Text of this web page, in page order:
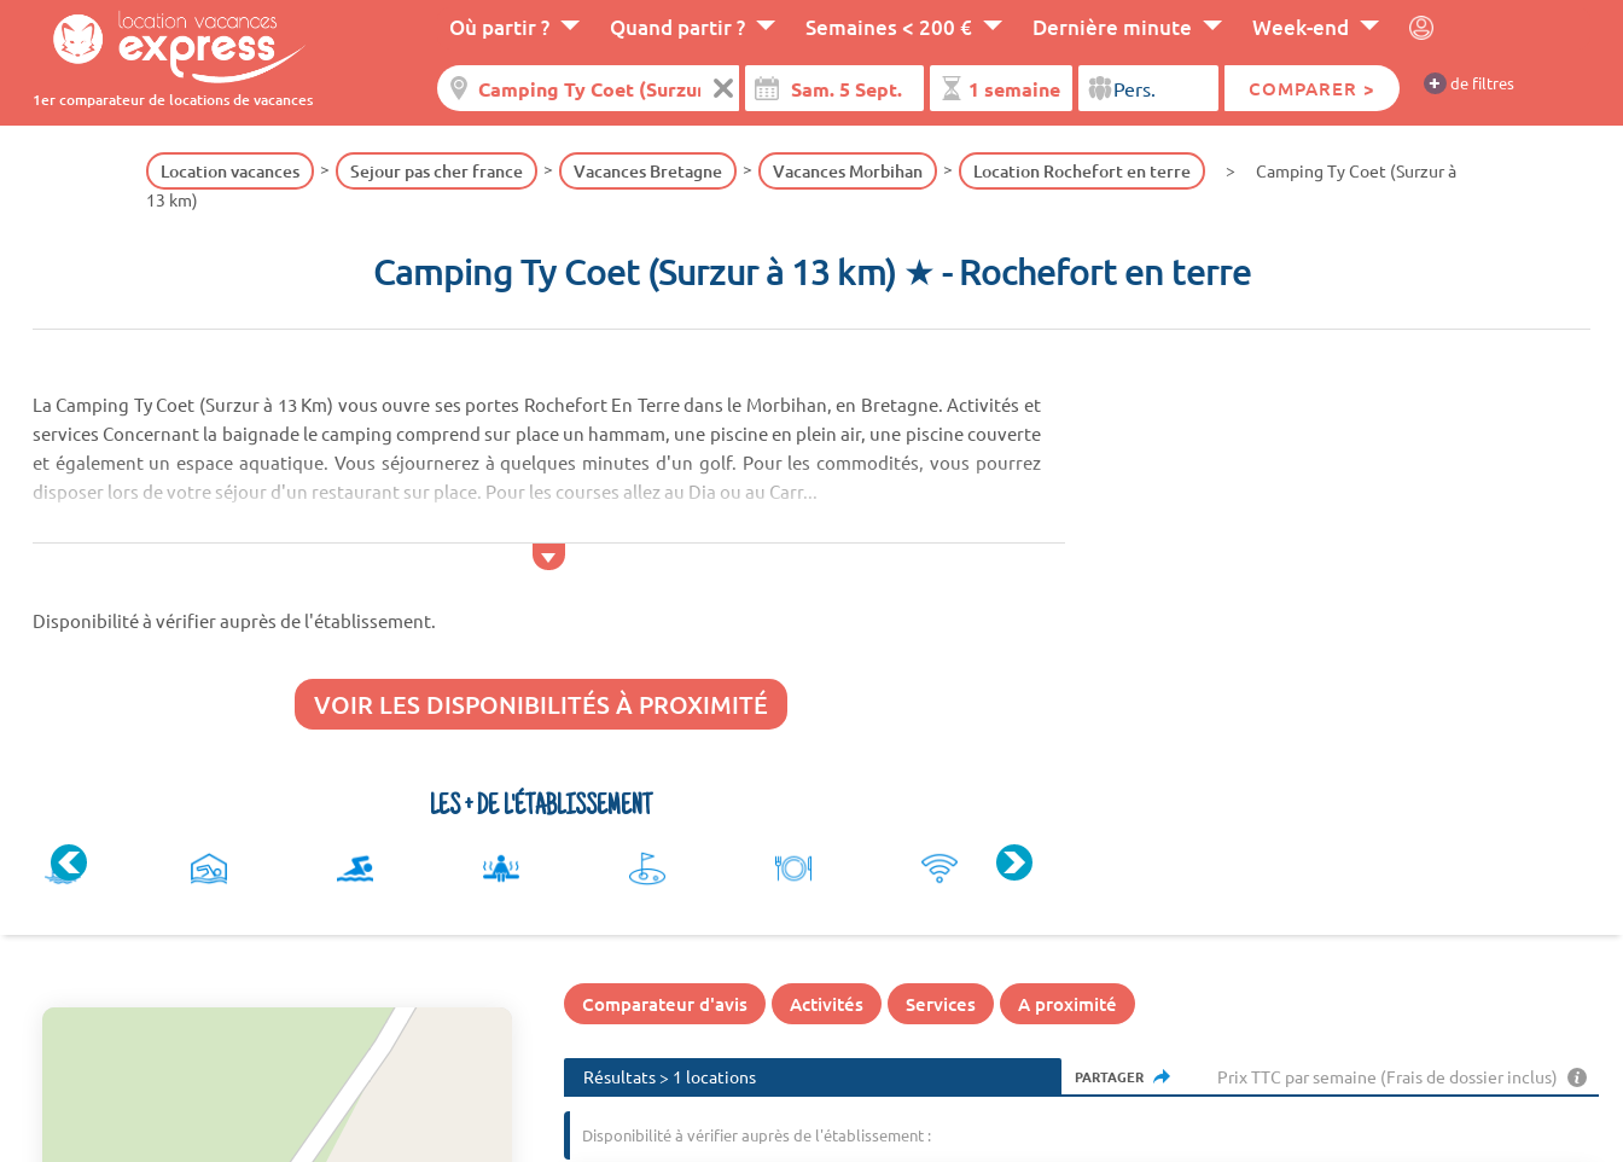
1er comparateur de locations de vacances
Où partir ? Quand partir ? Semaines < 200 € Dernière minute Week-end
COMPARER > + de filtres
Location vacances Sejour pas cher france Vacances Bretagne Vacances Morbihan Location Rochefort en terre
Camping Ty Coet (Surzur à
13 km)
Camping Ty Coet (Surzur à 13 km) ★- Rochefort en terre
La Camping Ty Coet (Surzur à 13 Km) vous ouvre ses portes Rochefort En Terre dans le Morbihan, en Bretagne. Activités et
services Concernant la baignade le camping comprend sur place un hammam, une piscine en plein air, une piscine couverte
et également un espace aquatique. Vous séjournerez à quelques minutes d'un golf. Pour les commodités, vous pourrez
disposer lors de votre séjour d'un restaurant sur place. Pour les courses allez au Dia ou au Carr...
Disponibilité à vérifier auprès de l'établissement.
VOIR LES DISPONIBILITÉS À PROXIMITÉ
LES + DE L'ÉTABLISSEMENT
Comparateur d'avis Activités Services A proximité
Résultats > 1 locations PARTAGER Prix TTC par semaine (Frais de dossier inclus)
Disponibilité à vérifier auprès de l'établissement :